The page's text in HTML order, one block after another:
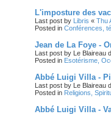
L'imposture des
Last post by Libris « Thu
Posted in Conférences,
Jean de La Foye -
Last post by Le Blaireau
Posted in Esotérisme,
Abbé Luigi Villa -
Last post by Le Blaireau
Posted in Religions,
Abbé Luigi Villa -